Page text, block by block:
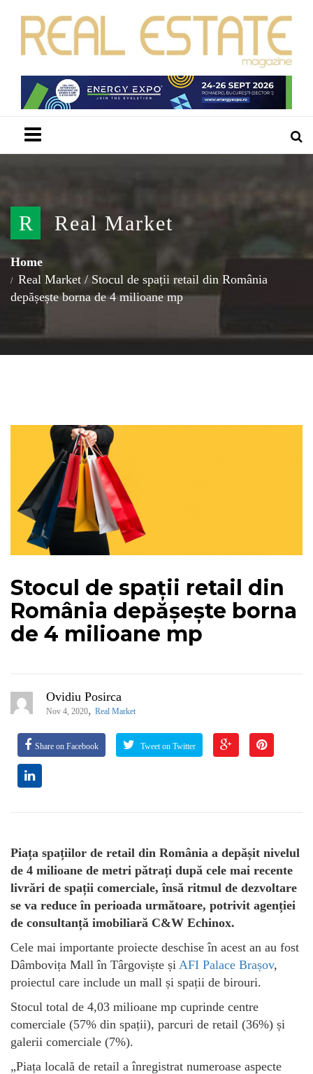
R Real Market
Home
Real Market / Stocul de spații retail din România
depășește borna de 4 milioane mp
Stocul de spații retail din
România depășește borna
de 4 milioane mp
Ovidiu Posirca
Nov 4, 2020, Real Market
Share on Facebook Tweet on Twitter
Piața spațiilor de retail din România a depășit nivelul
de 4 milioane de metri pătrați după cele mai recente
livrări de spații comerciale, însă ritmul de dezvoltare
se va reduce în perioada următoare, potrivit agenției
de consultanță imobiliară C&W Echinox.
Cele mai importante proiecte deschise în acest an au fost
Dâmbovița Mall în Târgoviște și AFI Palace Brașov,
proiectul care include un mall și spații de birouri.
Stocul total de 4,03 milioane mp cuprinde centre
comerciale (57% din spații), parcuri de retail (36%) și
galerii comerciale (7%).
„Piața locală de retail a înregistrat numeroase aspecte